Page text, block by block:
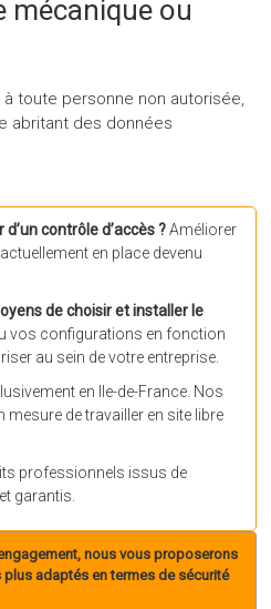
mécanique ou
toute personne non autorisée,
abritant des données
contrôle d’accès ?Améliorer
en place devenu
de choisir et installer le
vos configurations en fonction
au sein de votre entreprise.
en Ile-de-France. Nos
de travailler en site libre
professionnels issus de
garantis.
nous vous proposerons
adaptés en termes de sécurité